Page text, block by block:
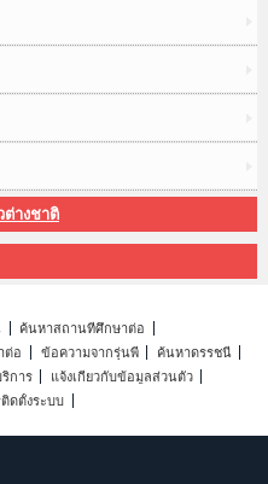
างชาติ
ค้นหาสถานที่ศึกษาต่อ
ต่อ
ข้อความจากรุ่นพี่
ค้นหาดรรชนี
การ
แจ้งเกี่ยวกับข้อมูลส่วนตัว
ดตั้งระบบ